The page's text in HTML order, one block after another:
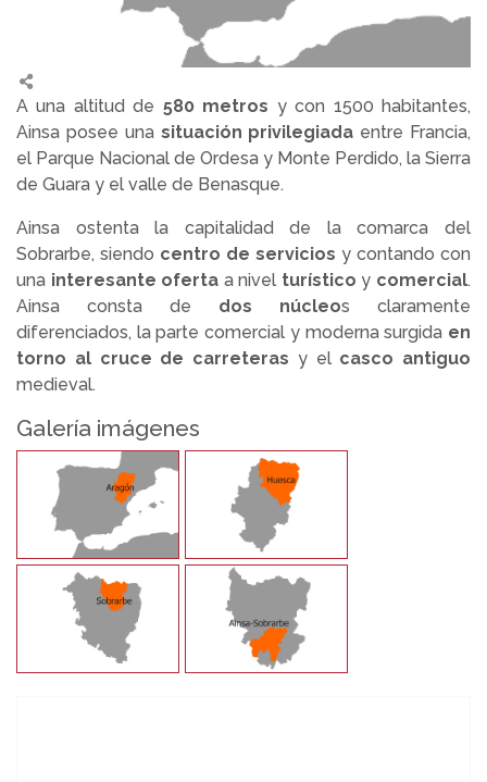
A una altitud de 580 metros y con 1500 habitantes,
Ainsa posee una situación privilegiada entre Francia,
el Parque Nacional de Ordesa y Monte Perdido, la Sierra
de Guara y el valle de Benasque.
Ainsa ostenta la capitalidad de la comarca del
Sobrarbe, siendo centro de servicios y contando con
una interesante oferta a nivel turístico y comercial.
Ainsa consta de dos núcleos claramente
diferenciados, la parte comercial y moderna surgida en
torno al cruce de carreteras y el casco antiguo
medieval.
Galería imágenes